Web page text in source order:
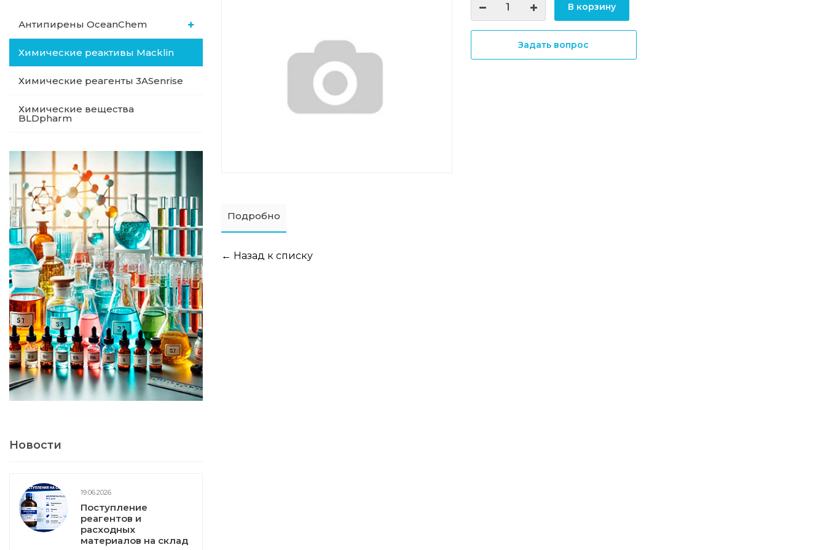
Антипирены OceanСhem
Химические реактивы Macklin
Химические реагенты 3ASenrise
Химические вещества
BLDpharm
Новости
19.06.2026
Поступление
реагентов и
расходных
материалов на склад
В корзину
Задать вопрос
Подробно
← Назад к списку